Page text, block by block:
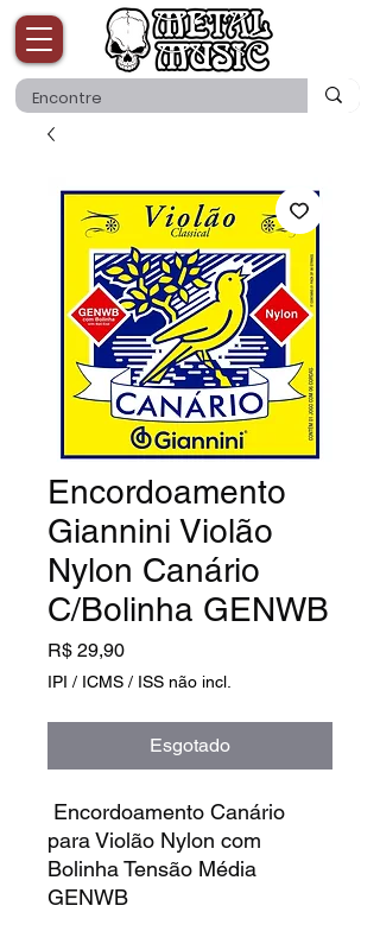
Encordoamento
Giannini Violão
Nylon Canário
C/Bolinha GENWB
R$ 29,90Preço
IPI / ICMS / ISS não incl.
Esgotado
Encordoamento Canário
para Violão Nylon com
Bolinha Tensão Média
GENWB